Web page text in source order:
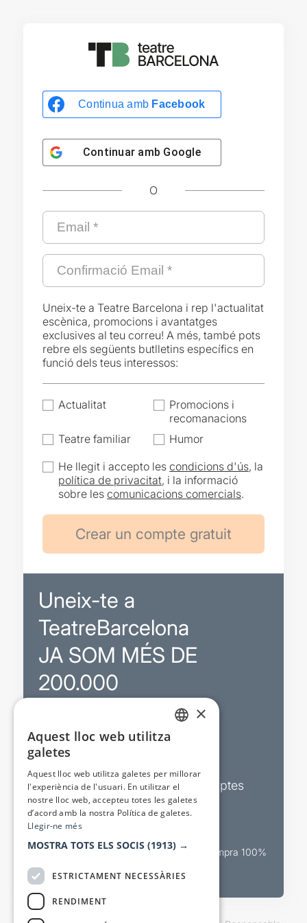
Continua amb Facebook
Continuar amb Google
O
Uneix-te a Teatre Barcelona i rep l'actualitat
escènica, promocions i avantatges
exclusives al teu correu! A més, també pots
rebre els següents butlletins específics en
funció dels teus interessos:
Actualitat
Promocions i
recomanacions
Teatre familiar
Humor
He llegit i accepto lescondicions d'ús, la
política de privacitat, i la informació
sobre lescomunicacions comercials.
Uneix-te a
TeatreBarcelona
JA SOM MÉS DE
200.000
Sortejos exclusius
Butlletins d’actualitat i descomptes
Valora espectacles
Canal oficial de venda teatral Compra 100%
×
Aquest lloc web utilitza
galetes
Aquest lloc web utilitza galetes per millorar
l'experiència de l'usuari. En utilitzar el
nostre lloc web, accepteu totes les galetes
d’acord amb la nostra Política de galetes.
Llegir-ne més
MOSTRA TOTS ELS SOCIS (1913) →
ESTRICTAMENT NECESSÀRIES
RENDIMENT